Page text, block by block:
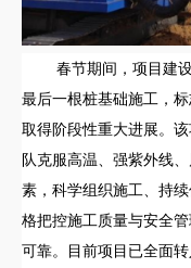
春节期间，项目建
最后一根桩基础施工，
取得阶段性重大进展。
队克服高温、强紫外线
素，科学组织施工、持
格把控施工质量与安全
可靠。目前项目已全面